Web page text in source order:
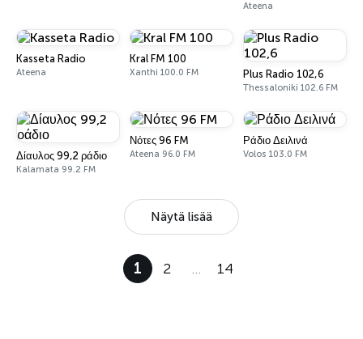
Ateena
Kasseta Radio
Ateena
Kral FM 100
Xanthi 100.0 FM Plus Radio 102,6
Thessaloniki 102.6 FM
Δίαυλος 99,2 ράδιο
Kalamata 99.2 FM
Νότες 96 FM
Ateena 96.0 FM
Ράδιο Δειλινά
Volos 103.0 FM
Näytä lisää
1 2 … 14